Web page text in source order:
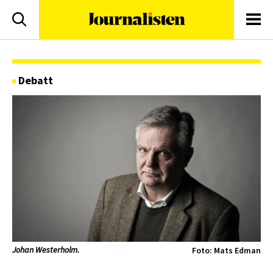
Sök
Debatt
Johan Westerholm. Foto: Mats Edman